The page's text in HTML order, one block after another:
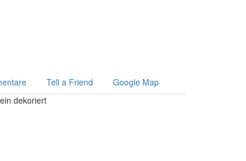
Tell a Friend
Google Map
dekoriert